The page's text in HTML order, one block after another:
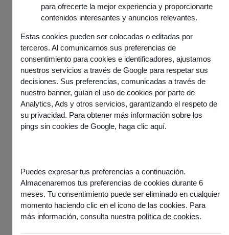
para ofrecerte la mejor experiencia y proporcionarte
contenidos interesantes y anuncios relevantes.
Estas cookies pueden ser colocadas o editadas por
terceros. Al comunicarnos sus preferencias de
consentimiento para cookies e identificadores, ajustamos
nuestros servicios a través de Google para respetar sus
decisiones. Sus preferencias, comunicadas a través de
nuestro banner, guían el uso de cookies por parte de
Analytics, Ads y otros servicios, garantizando el respeto de
su privacidad. Para obtener más información sobre los
pings sin cookies de Google, haga clic aquí.
Puedes expresar tus preferencias a continuación.
Almacenaremos tus preferencias de cookies durante 6
meses. Tu consentimiento puede ser eliminado en cualquier
momento haciendo clic en el icono de las cookies. Para
más información, consulta nuestra política de cookies.